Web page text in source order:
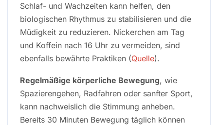
Schlaf- und Wachzeiten kann helfen, den
biologischen Rhythmus zu stabilisieren und die
Müdigkeit zu reduzieren. Nickerchen am Tag
und Koffein nach 16 Uhr zu vermeiden, sind
ebenfalls bewährte Praktiken (Quelle).
Regelmäßige körperliche Bewegung, wie
Spazierengehen, Radfahren oder sanfter Sport,
kann nachweislich die Stimmung anheben.
Bereits 30 Minuten Bewegung täglich können